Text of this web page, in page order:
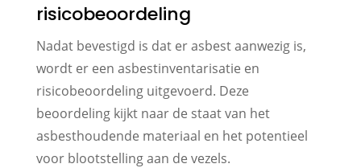
risicobeoordeling
Nadat bevestigd is dat er asbest aanwezig is,
wordt er een asbestinventarisatie en
risicobeoordeling uitgevoerd. Deze
beoordeling kijkt naar de staat van het
asbesthoudende materiaal en het potentieel
voor blootstelling aan de vezels.